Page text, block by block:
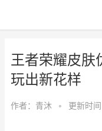
王者荣耀皮肤
玩出新花样
作者： 青沐 • 更新时